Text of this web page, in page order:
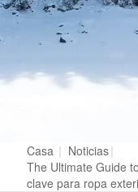
Casa | Noticias|
The Ultimate Guide
clave para ropa